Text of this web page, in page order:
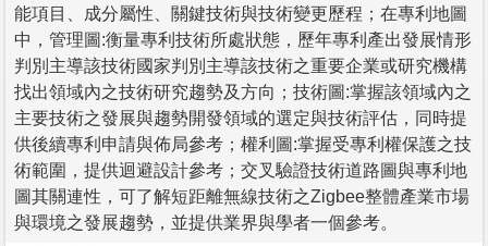
能項目、成分屬性、關鍵技術與技術變更歷程；在專利地圖
中，管理圖:衡量專利技術所處狀態，歷年專利產出發展情形
判別主導該技術國家判別主導該技術之重要企業或研究機構
找出領域內之技術研究趨勢及方向；技術圖:掌握該領域內之
主要技術之發展與趨勢開發領域的選定與技術評估，同時提
供後續專利申請與佈局參考；權利圖:掌握受專利權保護之技
術範圍，提供迴避設計參考；交叉驗證技術道路圖與專利地
圖其關連性，可了解短距離無線技術之Zigbee整體產業市場
與環境之發展趨勢，並提供業界與學者一個參考。